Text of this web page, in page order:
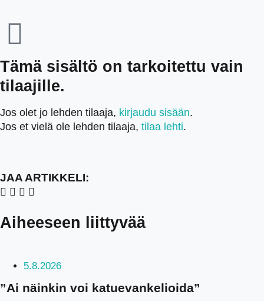
Tämä sisältö on tarkoitettu vain
tilaajille.
Jos olet jo lehden tilaaja, kirjaudu sisään.
Jos et vielä ole lehden tilaaja, tilaa lehti.
JAA ARTIKKELI:
Aiheeseen liittyvää
5.8.2026
”Ai näinkin voi katuevankelioida”